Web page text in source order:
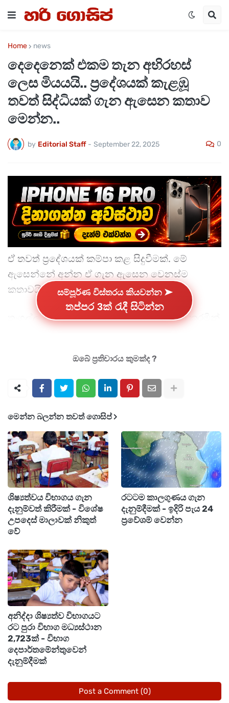
Home news
දෙදෙනෙක් එකම තැන අභිරහස්
ලෙස මියයයි.. ප්‍රදේශයක් කැළඹූ
තවත් සිද්ධියක් ගැන ඇසෙන කතාව
මෙන්න..
by Editorial Staff - September 22, 2025 0
ඒ තවත් ප්‍රදේශයක් කම්පා කළ සිදුවීමක්. මේ
ඇසෙන්නේ අන්න ඒ ගැන ඇසෙන වෙනස්ම
කතාවයි.
තංගල්ල - සීනිමෝදර ප්‍රදේශයේ අලුත්වැඩියා කරමින්
එමෙන්ම ඔවුන් සමඟ සිටි තවත් අයෙක් රෝහල්ගත
කිරීමෙන් අනතුරුව මියගොස් ඇති බවයි පොලිසිය
එම ස්ථානයේ තිබී අයිස් මත්ද්‍රව්‍ය අඩංගු පැකට්
කිහිපයක් ද හමුවී ඇති බව සඳහන්.
සිද්ධිය පිළිබඳව මේ වන විට පොලීසිය විමර්ශන
ආරම්භ කර ඇති අතර රජයේ රසපරීක්ෂකවරයා
විසින් අදාළ සිද්ධිය සම්බන්ධව රස පරීක්ෂණය
සිදුකරමින් පවතින බවයි අප වාර්තාකරු කියා
සම්පූර්ණ විස්තරය කියවන්න ➤
තප්පර 3ක් රැදී සිටින්න
ඔබේ ප්‍රතිචාරය කුමක්ද ?
මෙන්න බලන්න තවත් ගොසිප්
ශිෂ්‍යත්වය විභාගය ගැන
දැනුම්වත් කිරීමක් - විශේෂ
උපදෙස් මාලාවක් නිකුත්
වේ
රටටම කාලගුණය ගැන
දැනුම්දීමක් - ඉදිරි පැය 24
ප්‍රවේශම් වෙන්න
අනිද්දා ශිෂ්‍යත්ව විභාගයට
රට පුරා විභාග මධ්‍යස්ථාන
2,723ක් - විභාග
දෙපාර්තමේන්තුවෙන්
දැනුම්දීමක්
Post a Comment (0)